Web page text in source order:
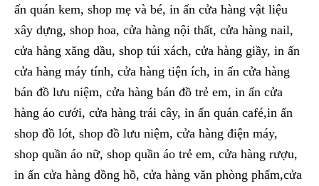
ấn quán kem, shop mẹ và bé, in ấn cửa hàng vật liệu
xây dựng, shop hoa, cửa hàng nội thất, cửa hàng nail,
cửa hàng xăng dầu, shop túi xách, cửa hàng giầy, in ấn
cửa hàng máy tính, cửa hàng tiện ích, in ấn cửa hàng
bán đồ lưu niệm, cửa hàng bán đồ trẻ em, in ấn cửa
hàng áo cưới, cửa hàng trái cây, in ấn quán café,in ấn
shop đồ lót, shop đồ lưu niệm, cửa hàng điện máy,
shop quần áo nữ, shop quần áo trẻ em, cửa hàng rượu,
in ấn cửa hàng đồng hồ, cửa hàng văn phòng phẩm,cửa